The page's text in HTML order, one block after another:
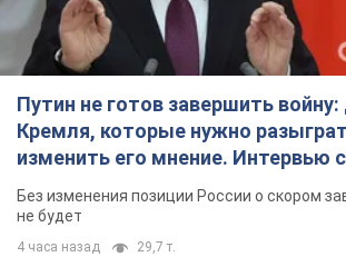
Путин не готов завершить
Кремля, которые нужно
изменить его мнение. Интервью
Без изменения позиции России о скором
не будет
4 часа назад 29,7 т.